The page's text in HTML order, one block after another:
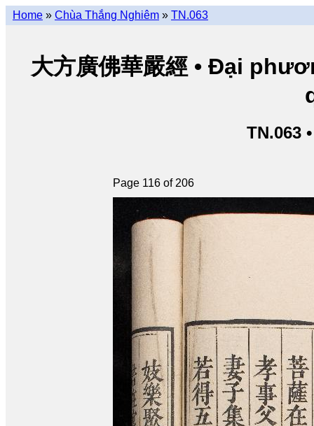
Home » Chùa Thắng Nghiêm » TN.063
大方廣佛華嚴經 • Đại
TN.063
Page 116 of 206